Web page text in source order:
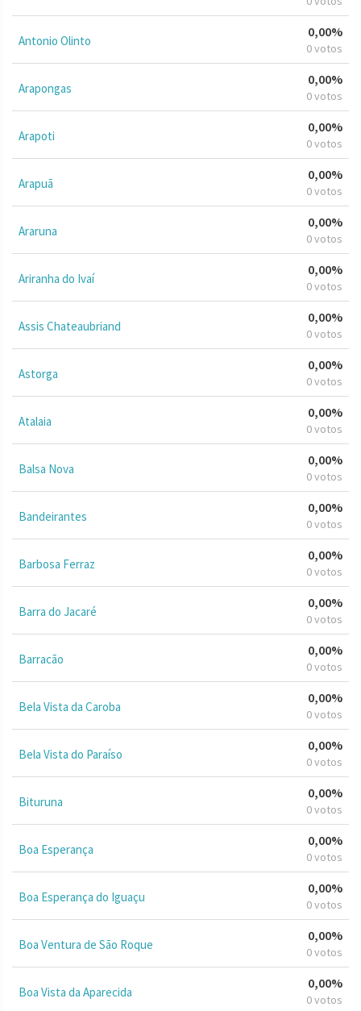
Antonio Olinto
0,00%
0 votos
Arapongas
0,00%
0 votos
Arapoti
0,00%
0 votos
Arapuã
0,00%
0 votos
Araruna
0,00%
0 votos
Ariranha do Ivaí
0,00%
0 votos
Assis Chateaubriand
0,00%
0 votos
Astorga
0,00%
0 votos
Atalaia
0,00%
0 votos
Balsa Nova
0,00%
0 votos
Bandeirantes
0,00%
0 votos
Barbosa Ferraz
0,00%
0 votos
Barra do Jacaré
0,00%
0 votos
Barracão
0,00%
0 votos
Bela Vista da Caroba
0,00%
0 votos
Bela Vista do Paraíso
0,00%
0 votos
Bituruna
0,00%
0 votos
Boa Esperança
0,00%
0 votos
Boa Esperança do Iguaçu
0,00%
0 votos
Boa Ventura de São Roque
0,00%
0 votos
Boa Vista da Aparecida
0,00%
0 votos